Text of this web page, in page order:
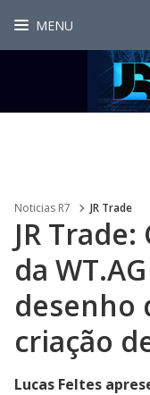
MENU
Noticias R7 JR Trade
JR
da
desenho
criação
Lucas Feltes